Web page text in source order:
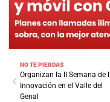
NO TE PIERDAS
Organizan la II Semana de
Innovación en el Valle del
Genal